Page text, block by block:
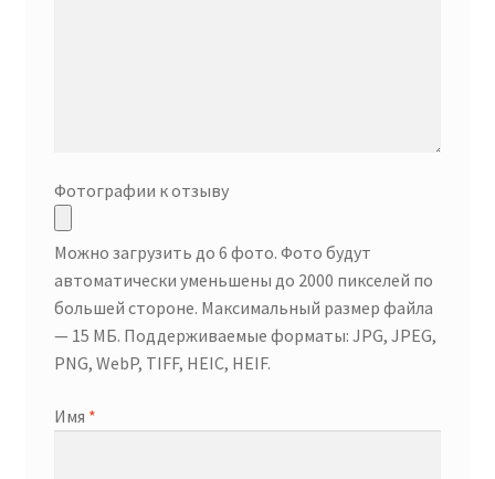
Фотографии к отзыву
Можно загрузить до 6 фото. Фото будут
автоматически уменьшены до 2000 пикселей по
большей стороне. Максимальный размер файла
— 15 МБ. Поддерживаемые форматы: JPG, JPEG,
PNG, WebP, TIFF, HEIC, HEIF.
Имя *